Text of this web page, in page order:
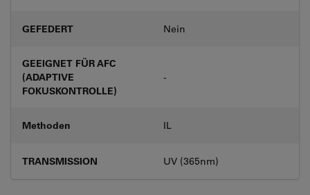
GEFEDERT Nein
GEEIGNET FÜR AFC
(ADAPTIVE
FOKUSKONTROLLE)
-
Methoden IL
TRANSMISSION UV (365nm)